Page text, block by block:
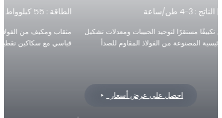
6 طن/ساعة
من الفولاذ المقاوم للصدأ لمنع التلوث. تأتي بشكل
سكاكين تقطيع مزدوجة للتحكم الدقيق في طول الحبيبات.
احصل على عرض أسعار
الطاقة : 110 كيلو واط | الناتج : 10-12 طن/ساعة